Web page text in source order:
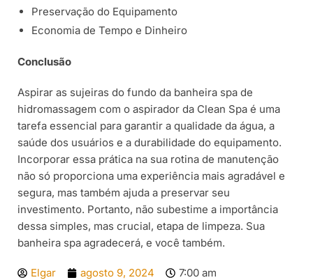
Preservação do Equipamento
Economia de Tempo e Dinheiro
Conclusão
Aspirar as sujeiras do fundo da banheira spa de
hidromassagem com o aspirador da Clean Spa é uma
tarefa essencial para garantir a qualidade da água, a
saúde dos usuários e a durabilidade do equipamento.
Incorporar essa prática na sua rotina de manutenção
não só proporciona uma experiência mais agradável e
segura, mas também ajuda a preservar seu
investimento. Portanto, não subestime a importância
dessa simples, mas crucial, etapa de limpeza. Sua
banheira spa agradecerá, e você também.
Elgar agosto 9, 2024 7:00 am